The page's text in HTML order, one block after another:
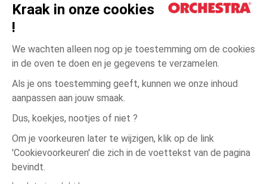
Kraak in onze cookies
!
We wachten alleen nog op je toestemming om de cookies
in de oven te doen en je gegevens te verzamelen.
Als je ons toestemming geeft, kunnen we onze inhoud
aanpassen aan jouw smaak.
Dus, koekjes, nootjes of niet ?
Om je voorkeuren later te wijzigen, klik op de link
'Cookievoorkeuren' die zich in de voettekst van de pagina
bevindt.
Wit Wit
één
Algemene verkoopsvoorwaarden
Wettelijke bepalingen
Persoonsgegevens